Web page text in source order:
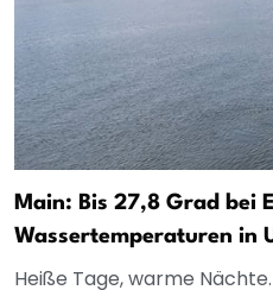
Main: Bis 27,8 Grad bei
Wassertemperaturen in
Heiße Tage, warme